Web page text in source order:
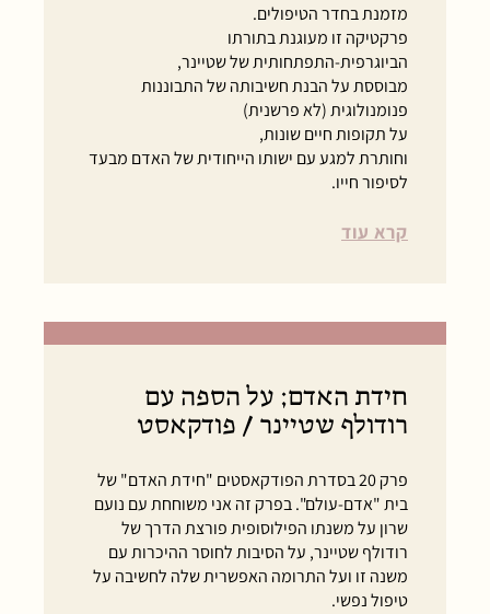
מזמנת בחדר הטיפולים.
פרקטיקה זו מעוגנת בתורתו
הביוגרפית-התפתחותית של שטיינר,
מבוססת על הבנת חשיבותה של התבוננות
פנומנולוגית (לא פרשנית)
על תקופות חיים שונות,
וחותרת למגע עם ישותו הייחודית של האדם מבעד
לסיפור חייו.
קרא עוד
חידת האדם; על הספה עם
רודולף שטיינר / פודקאסט
פרק 20 בסדרת הפודקאסטים "חידת האדם" של
בית "אדם-עולם". בפרק זה אני משוחחת עם נועם
שרון על משנתו הפילוסופית פורצת הדרך של
רודולף שטיינר, על הסיבות לחוסר ההיכרות עם
משנה זו ועל התרומה האפשרית שלה לחשיבה על
טיפול נפשי.